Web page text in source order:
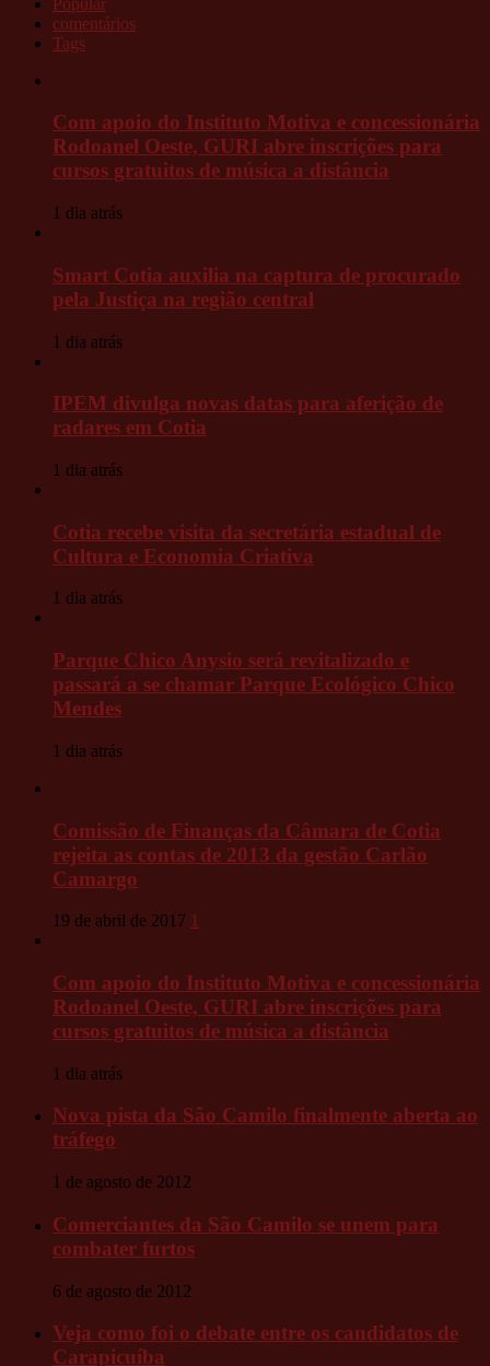
comentários
Tags
Com apoio do Instituto Motiva e concessionária
Rodoanel Oeste, GURI abre inscrições para
cursos gratuitos de música a distância
1 dia atrás
Smart Cotia auxilia na captura de procurado
pela Justiça na região central
1 dia atrás
IPEM divulga novas datas para aferição de
radares em Cotia
1 dia atrás
Cotia recebe visita da secretária estadual de
Cultura e Economia Criativa
1 dia atrás
Parque Chico Anysio será revitalizado e
passará a se chamar Parque Ecológico Chico
Mendes
1 dia atrás
Comissão de Finanças da Câmara de Cotia
rejeita as contas de 2013 da gestão Carlão
Camargo
19 de abril de 2017 1
Com apoio do Instituto Motiva e concessionária
Rodoanel Oeste, GURI abre inscrições para
cursos gratuitos de música a distância
1 dia atrás
Nova pista da São Camilo finalmente aberta ao
tráfego
1 de agosto de 2012
Comerciantes da São Camilo se unem para
combater furtos
6 de agosto de 2012
Veja como foi o debate entre os candidatos de
Carapicuíba